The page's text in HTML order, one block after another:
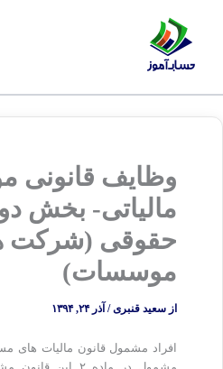
وظایف قانونی
مالیاتی- بخش
حقوقی (شرکت
موسسات)
از سعید قنبری/ آذر ۲۴, ۱۳۹۴